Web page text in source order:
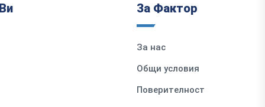
За Фактор
За нас
Общи условия
Поверителност